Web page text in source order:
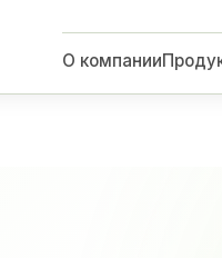
О компании